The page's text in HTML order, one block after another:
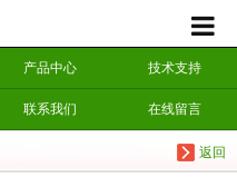
产品中心 技术支持
联系我们 在线留言
返回